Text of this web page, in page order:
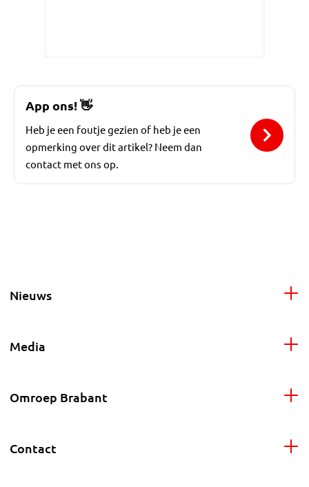
App ons!👋
Heb je een foutje gezien of heb je een
opmerking over dit artikel? Neem dan
contact met ons op.
Nieuws
Media
Omroep Brabant
Contact